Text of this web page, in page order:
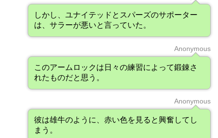
しかし、ユナイテッドとスパーズのサポーター
は、サラーが悪いと言っていた。
Anonymous
このアームロックは日々の練習によって鍛錬さ
れたものだと思う。
Anonymous
彼は雄牛のように、赤い色を見ると興奮してし
まう。